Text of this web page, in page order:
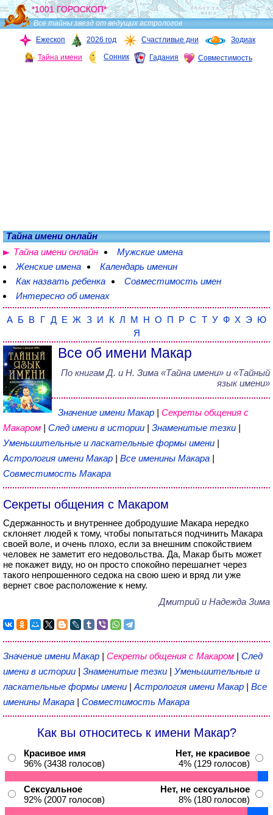
*1001 ГОРОСКОП*
Все тайны звезд от ведущих астрологов
Ежескоп
2026 год Счастливые дни Зодиак
Тайна имени Сонник Гадания Совместимость
Тайна имени онлайн
Тайна имени онлайн
Мужские имена
Женские имена
Календарь именин
Как назвать ребенка
Совместимость имен
Интересно об именах
А Б В Г Д Е Ж З И К Л М Н О П Р С Т У Ф Х Э Ю
Я
Все об имени Макар
По книгам Д. и Н. Зима «Тайна имени» и «Тайный
язык имени»
Значение имени Макар | Секреты общения с
Макаром | След имени в истории | Знаменитые тезки |
Уменьшительные и ласкательные формы имени |
Астрология имени Макар | Все именины Макара |
Совместимость Макара
Секреты общения с Макаром
Сдержанность и внутреннее добродушие Макара нередко
склоняет людей к тому, чтобы попытаться подчинить Макара
своей воле, и очень плохо, если за внешним спокойствием
человек не заметит его недовольства. Да, Макар быть может
не покажет виду, но он просто спокойно перешагнет через
такого непрошенного седока на свою шею и вряд ли уже
вернет свое расположение к нему.
Дмитрий и Надежда Зима
Значение имени Макар | Секреты общения с Макаром | След
имени в истории | Знаменитые тезки | Уменьшительные и
ласкательные формы имени | Астрология имени Макар | Все
именины Макара | Совместимость Макара
Как вы относитесь к имени Макар?
Красивое имя
96% (3438 голосов)
Нет, не красивое
4% (129 голосов)
Сексуальное
92% (2007 голосов)
Нет, не сексуальное
8% (180 голосов)